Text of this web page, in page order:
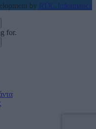
by RDC Informatics
for.